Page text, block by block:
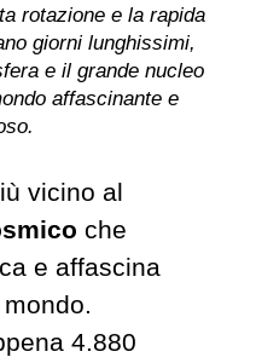
rotazione e la rapida
giorni lunghissimi,
e il grande nucleo
affascinante e
vicino al
che
e affascina
4.880